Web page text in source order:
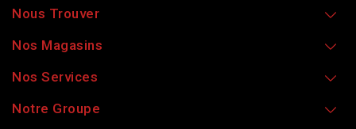
Nous Trouver
Nos Magasins
Nos Services
Notre Groupe